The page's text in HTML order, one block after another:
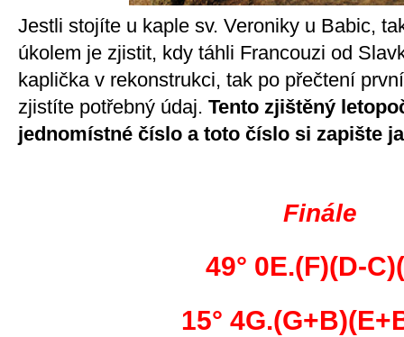
Jestli stojíte u kaple sv. Veroniky u Babic,
úkolem je zjistit, kdy táhli Francouzi od
kaplička v rekonstrukci, tak po přečtení
zjistíte potřebný údaj. Tento zjištěný
jednomístné číslo a toto číslo si zapište
Finále
49° 0E.(F)(D-
15°